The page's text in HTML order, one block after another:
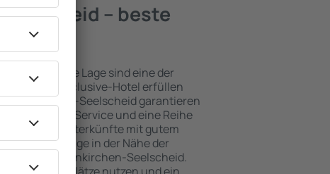
– beste
attraktive Lage sind eine der
die ein All-Inclusive-Hotel erfüllen
Neunkirchen-Seelscheid garantieren
Service und eine Reihe
Unterkünfte mit gutem
Lage in der Nähe der
in Neunkirchen-Seelscheid.